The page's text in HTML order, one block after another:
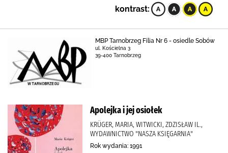
kontrast:
MBP Tarnobrzeg Filia Nr 6 - osiedle Sobów
ul. Kościelna 3
39-400 Tarnobrzeg
Apolejka i jej osiołek
KRÜGER, MARIA, WITWICKI, ZDZISŁAW IL.,
WYDAWNICTWO "NASZA KSIĘGARNIA"
Rok wydania: 1991